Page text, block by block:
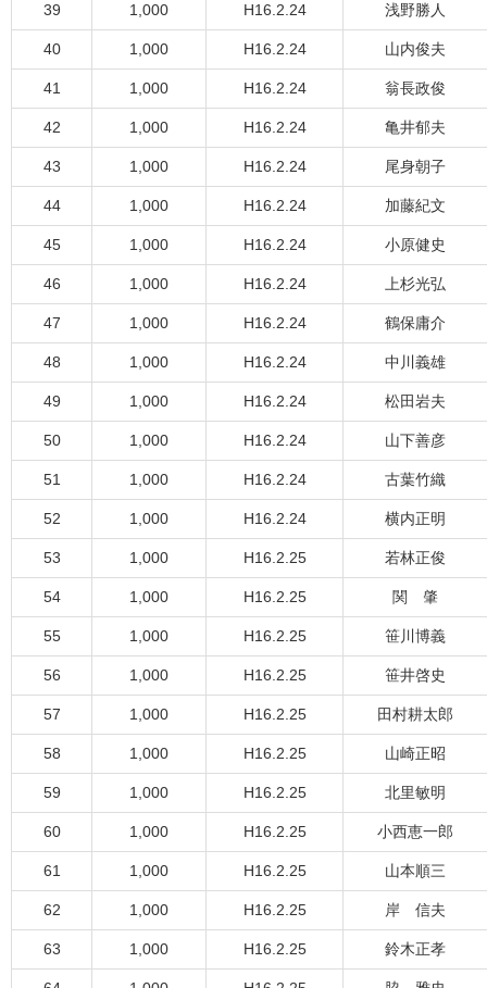
39 1,000 H16.2.24 浅野勝人
40 1,000 H16.2.24 山内俊夫
41 1,000 H16.2.24 翁長政俊
42 1,000 H16.2.24 亀井郁夫
43 1,000 H16.2.24 尾身朝子
44 1,000 H16.2.24 加藤紀文
45 1,000 H16.2.24 小原健史
46 1,000 H16.2.24 上杉光弘
47 1,000 H16.2.24 鶴保庸介
48 1,000 H16.2.24 中川義雄
49 1,000 H16.2.24 松田岩夫
50 1,000 H16.2.24 山下善彦
51 1,000 H16.2.24 古葉竹織
52 1,000 H16.2.24 横内正明
53 1,000 H16.2.25 若林正俊
54 1,000 H16.2.25 関 肇
55 1,000 H16.2.25 笹川博義
56 1,000 H16.2.25 笹井啓史
57 1,000 H16.2.25 田村耕太郎
58 1,000 H16.2.25 山崎正昭
59 1,000 H16.2.25 北里敏明
60 1,000 H16.2.25 小西恵一郎
61 1,000 H16.2.25 山本順三
62 1,000 H16.2.25 岸 信夫
63 1,000 H16.2.25 鈴木正孝